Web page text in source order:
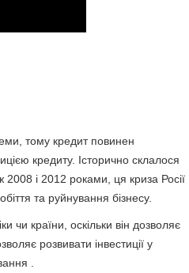
тому кредит повинен
кредиту. Історично склалося
і 2012 роками, ця криза Росії
та руйнування бізнесу.
чи країни, оскільки він дозволяє
розвивати інвестиції у
.